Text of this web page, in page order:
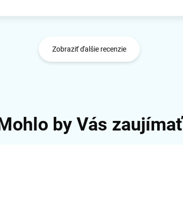
Zobraziť ďalšie recenzie
by Vás zaujímať